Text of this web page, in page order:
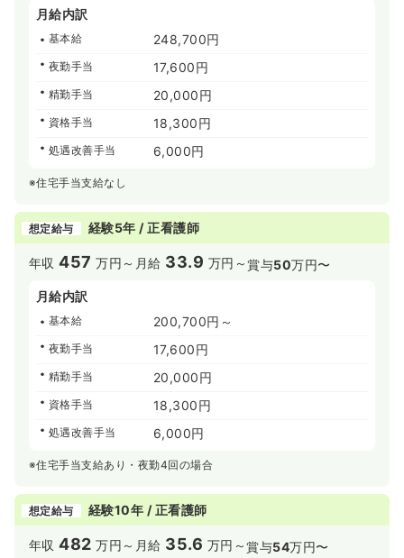
月給内訳
基本給 248,700円
夜勤手当 17,600円
精勤手当 20,000円
資格手当 18,300円
処遇改善手当 6,000円
※住宅手当支給なし
想定給与 経験5年 / 正看護師
年収457 万円～ 月給 33.9 万円～賞与50万円〜
月給内訳
基本給 200,700円～
夜勤手当 17,600円
精勤手当 20,000円
資格手当 18,300円
処遇改善手当 6,000円
※住宅手当支給あり・夜勤4回の場合
想定給与 経験10年 / 正看護師
年収482 万円～ 月給 35.6 万円～賞与54万円〜